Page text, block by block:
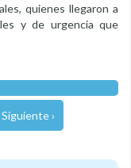
quienes llegaron a
y de urgencia que
›